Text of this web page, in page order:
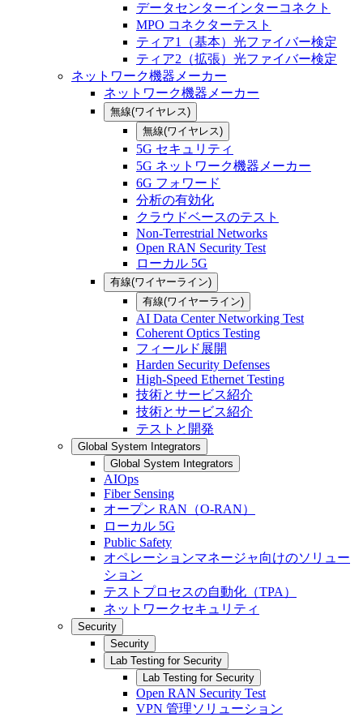
データセンターインターコネクト
MPO コネクターテスト
ティア1（基本）光ファイバー検定
ティア2（拡張）光ファイバー検定
ネットワーク機器メーカー
ネットワーク機器メーカー
無線(ワイヤレス)
無線(ワイヤレス)
5G セキュリティ
5G ネットワーク機器メーカー
6G フォワード
分析の有効化
クラウドベースのテスト
Non-Terrestrial Networks
Open RAN Security Test
ローカル 5G
有線(ワイヤーライン)
有線(ワイヤーライン)
AI Data Center Networking Test
Coherent Optics Testing
フィールド展開
Harden Security Defenses
High-Speed Ethernet Testing
技術とサービス紹介
技術とサービス紹介
テストと開発
Global System Integrators
Global System Integrators
AIOps
Fiber Sensing
オープン RAN（O-RAN）
ローカル 5G
Public Safety
オペレーションマネージャ向けのソリュー
ション
テストプロセスの自動化（TPA）
ネットワークセキュリティ
Security
Security
Lab Testing for Security
Lab Testing for Security
Open RAN Security Test
VPN 管理ソリューション